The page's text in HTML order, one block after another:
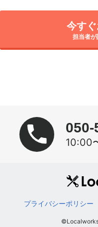
今す
担当者が
050-
10:00
プライバシーポリシー